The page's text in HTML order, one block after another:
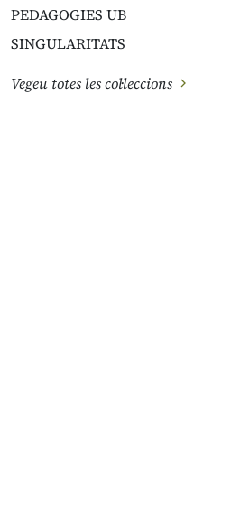
PEDAGOGIES UB
SINGULARITATS
Vegeu totes les col·leccions